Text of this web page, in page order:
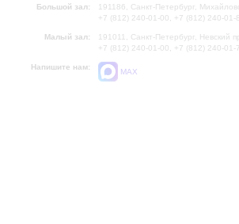
Большой зал:
191186, Санкт-Петербург,
+7 (812) 240-01-00, +7 (812) 240-01-
Малый зал:
191011, Санкт-Петербург, Невский
+7 (812) 240-01-00, +7 (812) 240-01-
Напишите нам:
MAX